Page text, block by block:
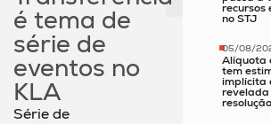
é tema de
série de
eventos no
KLA
Série de
recursos
no STJ
05/08/
Alíquota
tem
implícita